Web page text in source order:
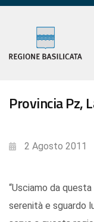
Provincia Pz,
2 Agosto 2011
“Usciamo da
serenità e sguardo